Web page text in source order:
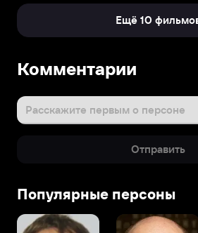
Ещё 10
Комментарии
Расскажите первым о персоне
Отправить
Популярные персоны